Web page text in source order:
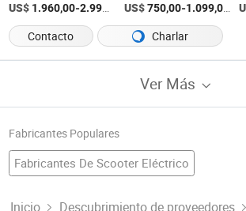
US$ 1.960,00-2.990,00 /Pieza
US$750,00-1.099,00 /
Contacto
Charlar
Ver Más
Fabricantes Populares
Fabricantes De Scooter Eléctrico
Inicio Descubrimiento de proveedores